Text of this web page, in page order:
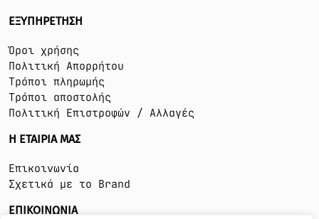
ΕΞΥΠΗΡΕΤΗΣΗ
Όροι χρήσης
Πολιτική Απορρήτου
Τρόποι πληρωμής
Τρόποι αποστολής
Πολιτική Επιστροφών / Αλλαγές
Η ΕΤΑΙΡΙΑ ΜΑΣ
Επικοινωνία
Σχετικά με το Brand
ΕΠΙΚΟΙΝΩΝΙΑ